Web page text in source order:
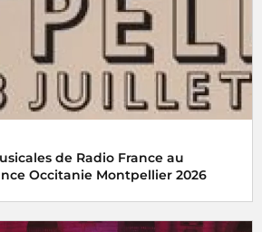
de Radio France au
Occitanie Montpellier 2026